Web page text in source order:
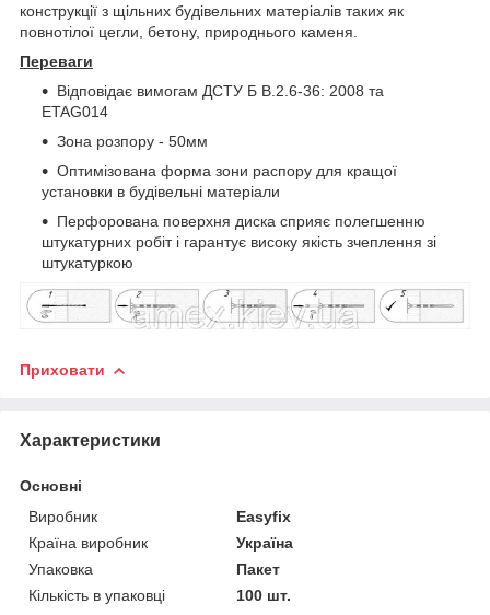
конструкції з щільних будівельних матеріалів таких як
повнотілої цегли, бетону, природнього каменя.
Переваги
Відповідає вимогам ДСТУ Б В.2.6-36: 2008 та
ETAG014
Зона розпору - 50мм
Оптимізована форма зони распору для кращої
установки в будівельні матеріали
Перфорована поверхня диска сприяє полегшенню
штукатурних робіт і гарантує високу якість зчеплення зі
штукатуркою
Приховати
Характеристики
Основні
Виробник
Easyfix
Країна виробник
Україна
Упаковка
Пакет
Кількість в упаковці
100 шт.